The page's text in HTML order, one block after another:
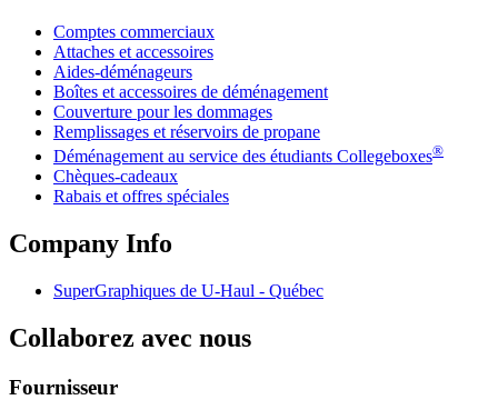
Comptes commerciaux
Attaches et accessoires
Aides-déménageurs
Boîtes et accessoires de déménagement
Couverture pour les dommages
Remplissages et réservoirs de propane
Déménagement au service des étudiants Collegeboxes®
Chèques-cadeaux
Rabais et offres spéciales
Company Info
SuperGraphiques de U-Haul - Québec
Collaborez avec nous
Fournisseur